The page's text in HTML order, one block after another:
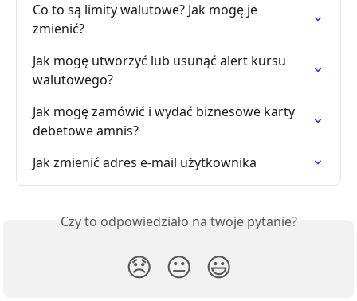
Co to są limity walutowe? Jak mogę je
zmienić?
Jak mogę utworzyć lub usunąć alert kursu
walutowego?
Jak mogę zamówić i wydać biznesowe karty
debetowe amnis?
Jak zmienić adres e-mail użytkownika
Czy to odpowiedziało na twoje pytanie?
😞 😐 😃